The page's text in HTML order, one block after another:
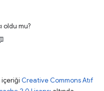
oldu mu?
içeriği Creative Commons Atıf